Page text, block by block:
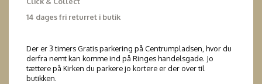
14 dages fri returret i butik
Der er 3 timers Gratis parkering på Centrumpladsen, hvor du
derfra nemt kan komme ind på Ringes handelsgade. Jo
tættere på Kirken du parkere jo kortere er der over til
butikken.